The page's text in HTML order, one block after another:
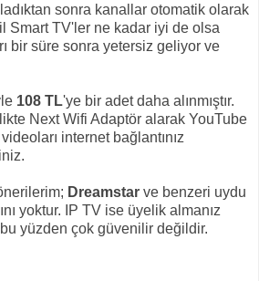
sonra kanallar otomatik olarak
Smart TV'ler ne kadar iyi de olsa
bir süre sonra yetersiz geliyor ve
108 TL'ye bir adet daha alınmıştır.
Next Wifi Adaptör alarak YouTube
internet bağlantınız
Dreamstar ve benzeri uydu
yoktur. IP TV ise üyelik almanız
yüzden çok güvenilir değildir.